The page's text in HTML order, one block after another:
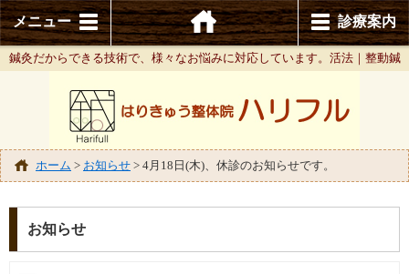
メニュー 診療案内
鍼灸だからできる技術で、様々なお悩みに対応しています。活法｜整動鍼
ホーム > お知らせ > 4月18日(木)、休診のお知らせです。
お知らせ